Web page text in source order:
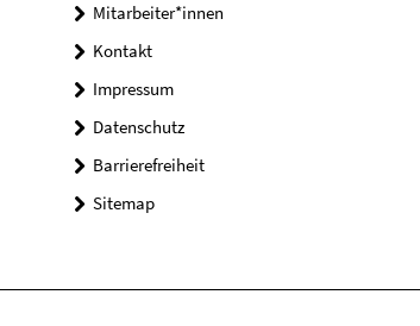
Mitarbeiter*innen
Kontakt
Impressum
Datenschutz
Barrierefreiheit
Sitemap